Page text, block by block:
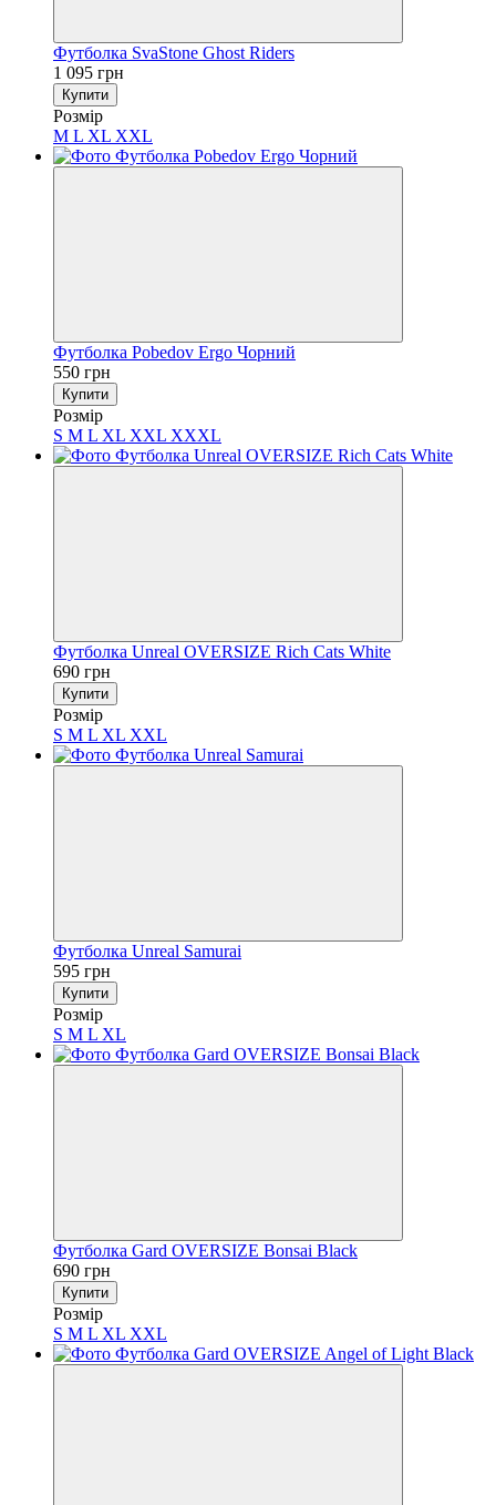
Футболка SvaStone Ghost Riders
1 095 грн
Купити
Розмір
M L XL XXL
Футболка Pobedov Ergo Чорний
550 грн
Купити
Розмір
S M L XL XXL XXXL
Футболка Unreal OVERSIZE Rich Cats White
690 грн
Купити
Розмір
S M L XL XXL
Футболка Unreal Samurai
595 грн
Купити
Розмір
S M L XL
Футболка Gard OVERSIZE Bonsai Black
690 грн
Купити
Розмір
S M L XL XXL